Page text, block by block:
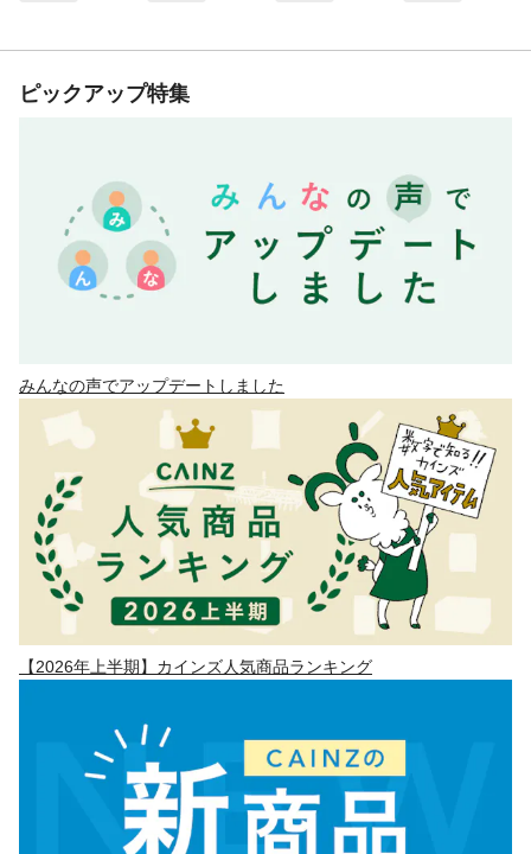
ピックアップ特集
みんなの声でアップデートしました
【2026年上半期】カインズ人気商品ランキング